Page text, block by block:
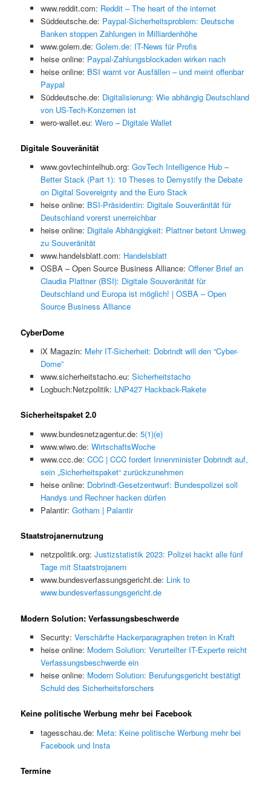
www.reddit.com: Reddit – The heart of the internet
Süddeutsche.de: Paypal-Sicherheitsproblem: Deutsche
Banken stoppen Zahlungen in Milliardenhöhe
www.golem.de: Golem.de: IT-News für Profis
heise online: Paypal-Zahlungsblockaden wirken nach
heise online: BSI warnt vor Ausfällen – und meint offenbar
Paypal
Süddeutsche.de: Digitalisierung: Wie abhängig Deutschland
von US-Tech-Konzernen ist
wero-wallet.eu: Wero – Digitale Wallet
Digitale Souveränität
www.govtechintelhub.org: GovTech Intelligence Hub –
Better Stack (Part 1): 10 Theses to Demystify the Debate
on Digital Sovereignty and the Euro Stack
heise online: BSI-Präsidentin: Digitale Souveränität für
Deutschland vorerst unerreichbar
heise online: Digitale Abhängigkeit: Plattner betont Umweg
zu Souveränität
www.handelsblatt.com: Handelsblatt
OSBA – Open Source Business Alliance: Offener Brief an
Claudia Plattner (BSI): Digitale Souveränität für
Deutschland und Europa ist möglich! | OSBA – Open
Source Business Alliance
CyberDome
iX Magazin: Mehr IT-Sicherheit: Dobrindt will den “Cyber-
Dome”
www.sicherheitstacho.eu: Sicherheitstacho
Logbuch:Netzpolitik: LNP427 Hackback-Rakete
Sicherheitspaket 2.0
www.bundesnetzagentur.de: 5(1)(e)
www.wiwo.de: WirtschaftsWoche
www.ccc.de: CCC | CCC fordert Innenminister Dobrindt auf,
sein „Sicherheitspaket“ zurückzunehmen
heise online: Dobrindt-Gesetzentwurf: Bundespolizei soll
Handys und Rechner hacken dürfen
Palantir: Gotham | Palantir
Staatstrojanernutzung
netzpolitik.org: Justizstatistik 2023: Polizei hackt alle fünf
Tage mit Staatstrojanern
www.bundesverfassungsgericht.de: Link to
www.bundesverfassungsgericht.de
Modern Solution: Verfassungsbeschwerde
Security: Verschärfte Hackerparagraphen treten in Kraft
heise online: Modern Solution: Verurteilter IT-Experte reicht
Verfassungsbeschwerde ein
heise online: Modern Solution: Berufungsgericht bestätigt
Schuld des Sicherheitsforschers
Keine politische Werbung mehr bei Facebook
tagesschau.de: Meta: Keine politische Werbung mehr bei
Facebook und Insta
Termine